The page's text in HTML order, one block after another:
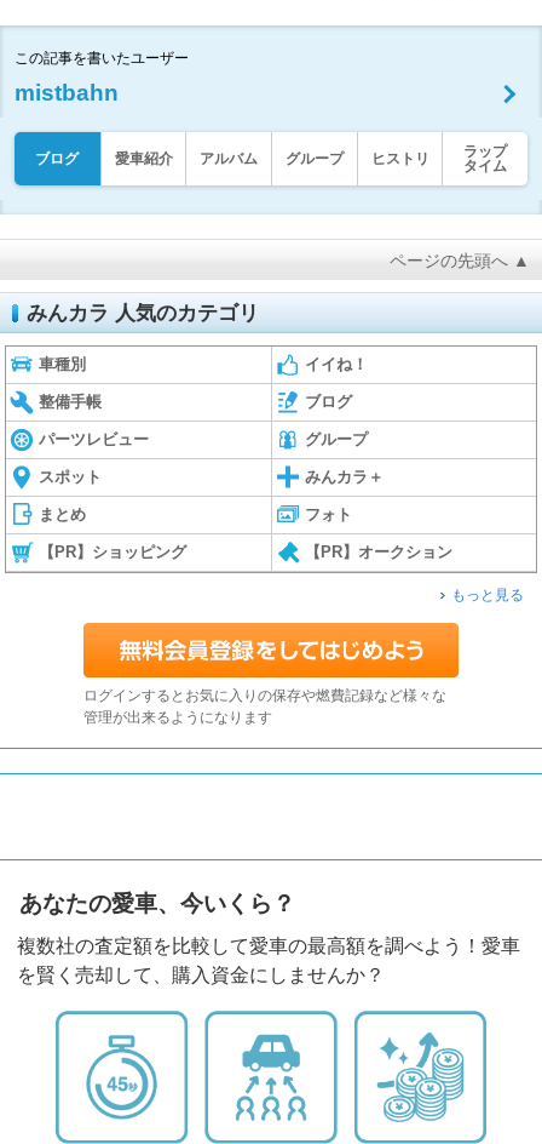
この記事を書いたユーザー
mistbahn
ブログ 愛車紹介 アルバム グループ ヒストリ
ラップ
タイム
ページの先頭へ ▲
みんカラ 人気のカテゴリ
車種別 イイね！
整備手帳 ブログ
パーツレビュー グループ
スポット みんカラ＋
まとめ フォト
【PR】ショッピング 【PR】オークション
もっと見る
ログインするとお気に入りの保存や燃費記録など様々な
管理が出来るようになります
あなたの愛車、今いくら？
複数社の査定額を比較して愛車の最高額を調べよう！愛車
を賢く売却して、購入資金にしませんか？